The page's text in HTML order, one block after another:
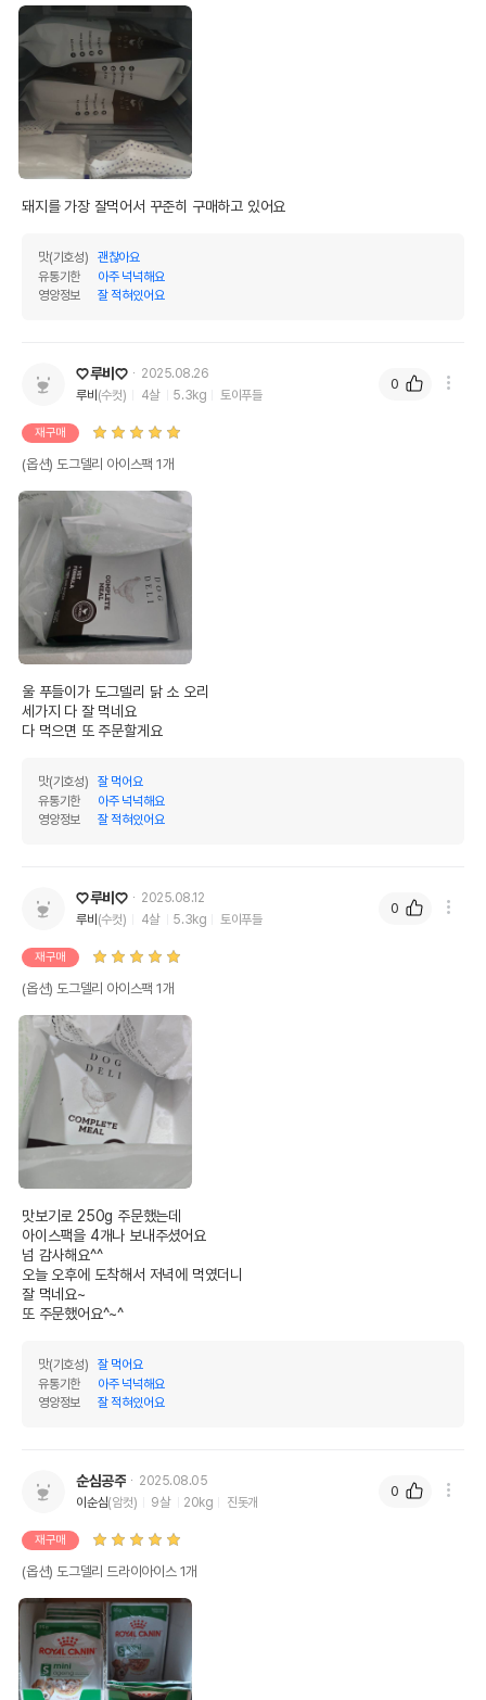
제품입니다. 구매시 참고해주세요 !]
도그델리 브랜드 소개
도그델리 급여 Tip
도그델리 Q&A
도그델리 제조과정
돼지를 가장 잘먹어서 꾸준히 구매하고 있어요
맛(기호성)
괜찮아요
유통기한
아주 넉넉해요
영양정보
잘 적혀있어요
♡루비♡
2025.08.26
루비 (수컷) 4살 5.3kg 토이푸들
재구매
(옵션) 도그델리 아이스팩 1개
울 푸들이가 도그델리 닭 소 오리
세가지 다 잘 먹네요
다 먹으면 또 주문할게요
맛(기호성)
잘 먹어요
유통기한
아주 넉넉해요
영양정보
잘 적혀있어요
0
♡루비♡
2025.08.12
루비(수컷) 4살 5.3kg 토이푸들
재구매
(옵션) 도그델리 아이스팩 1개
맛보기로 250g 주문했는데
아이스팩을 4개나 보내주셨어요
넘 감사해요^^
오늘 오후에 도착해서 저녁에 먹였더니
잘 먹네요~
또 주문했어요^~^
맛(기호성)
잘 먹어요
유통기한
아주 넉넉해요
영양정보
잘 적혀있어요
0
순심공주
2025.08.05
이순심(암컷) 9살 20kg 진돗개
재구매
(옵션) 도그델리 드라이아이스 1개
0